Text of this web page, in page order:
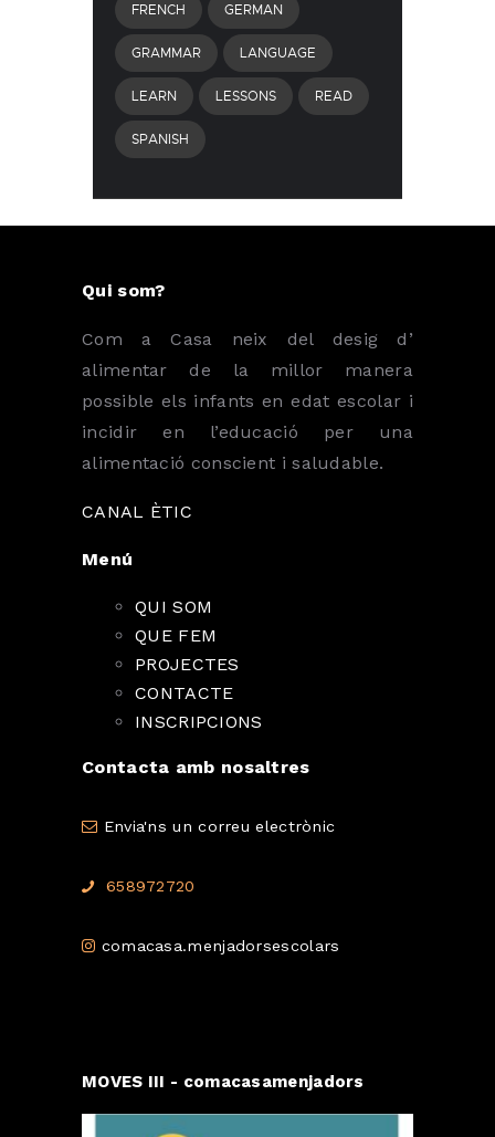
FRENCH GERMAN
GRAMMAR LANGUAGE
LEARN LESSONS READ
SPANISH
Qui som?
Com a Casa neix del desig d’
alimentar de la millor manera
possible els infants en edat escolar i
incidir en l’educació per una
alimentació conscient i saludable.
CANAL ÈTIC
Menú
QUI SOM
QUE FEM
PROJECTES
CONTACTE
INSCRIPCIONS
Contacta amb nosaltres
Envia'ns un correu electrònic
658972720
comacasa.menjadorsescolars
MOVES III - comacasamenjadors